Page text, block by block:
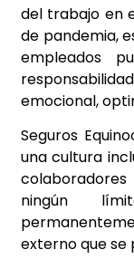
del trabajo en
de pandemia,
empleados
emocional,
Seguros
una cultura
ningún
externo que se